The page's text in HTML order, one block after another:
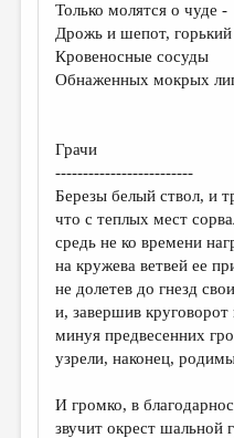
КОЛОНКА РЕДАКТОРА
РЕДКОЛЛЕГИЯ
ЭССЕИСТИКА
ЛИТЕРАТУРОВЕДЕНИЕ
КУЛЬТУРОВЕДЕНИЕ
ПУБЛИЦИСТИКА
РЕЦЕНЗИРОВАНИЕ
ЦИКЛЫ ПУБЛИКАЦИЙ
ТРЕДИАКОВСКИЙ
Только молятся о чуде -
Дрожь и шепот,
Кровеносные сосуды
Обнаженных мокрых
Грачи
-------------------------
Березы белый ствол, и
что с теплых мест
средь не ко времени
на кружева ветвей ее
не долетев до гнезд
и, завершив круговорот
минуя предвесенних
узрели, наконец,
И громко, в
звучит окрест шальной